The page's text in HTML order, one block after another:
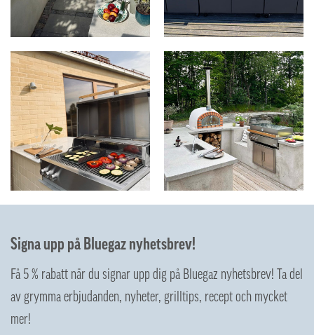
Signa upp på Bluegaz nyhetsbrev!
Få 5 % rabatt när du signar upp dig på Bluegaz nyhetsbrev! Ta del
av grymma erbjudanden, nyheter, grilltips, recept och mycket
mer!